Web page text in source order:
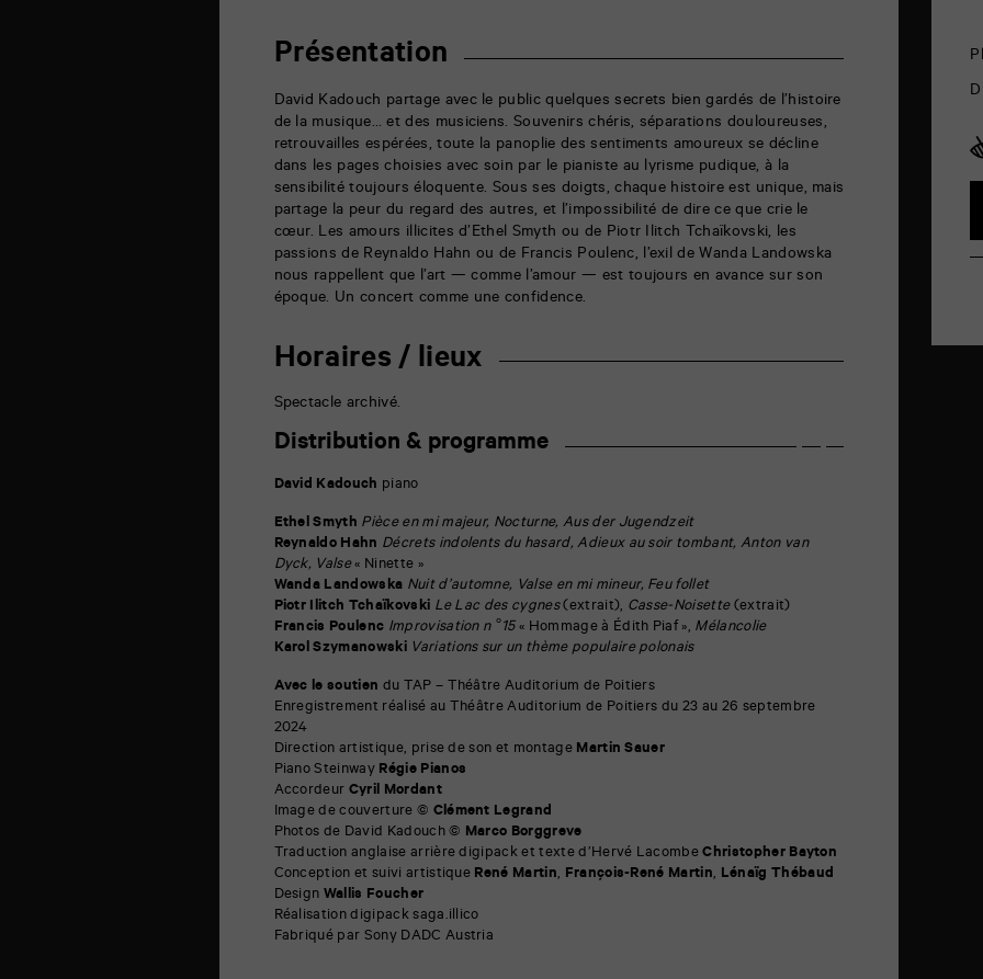
Présentation
David Kadouch partage avec le public quelques secrets bien gardés de l’histoire
de la musique… et des musiciens. Souvenirs chéris, séparations douloureuses,
retrouvailles espérées, toute la panoplie des sentiments amoureux se décline
dans les pages choisies avec soin par le pianiste au lyrisme pudique, à la
sensibilité toujours éloquente. Sous ses doigts, chaque histoire est unique, mais
partage la peur du regard des autres, et l’impossibilité de dire ce que crie le
cœur. Les amours illicites d’Ethel Smyth ou de Piotr Ilitch Tchaïkovski, les
passions de Reynaldo Hahn ou de Francis Poulenc, l’exil de Wanda Landowska
nous rappellent que l’art — comme l’amour — est toujours en avance sur son
époque. Un concert comme une confidence.
Horaires / lieux
Spectacle archivé.
Distribution & programme
David Kadouch piano
Ethel Smyth Pièce en mi majeur, Nocturne, Aus der Jugendzeit
Reynaldo Hahn Décrets indolents du hasard, Adieux au soir tombant, Anton van
Dyck, Valse« Ninette »
Wanda Landowska Nuit d’automne, Valse en mi mineur, Feu follet
Piotr Ilitch Tchaïkovski Le Lac des cygnes(extrait), Casse-Noisette(extrait)
Francis Poulenc Improvisation n °15« Hommage à Édith Piaf », Mélancolie
Karol Szymanowski Variations sur un thème populaire polonais
Avec le soutien du TAP – Théâtre Auditorium de Poitiers
Enregistrement réalisé au Théâtre Auditorium de Poitiers du 23 au 26 septembre
2024
Direction artistique, prise de son et montage Martin Sauer
Piano Steinway Régie Pianos
Accordeur Cyril Mordant
Image de couverture © Clément Legrand
Photos de David Kadouch © Marco Borggreve
Traduction anglaise arrière digipack et texte d’Hervé LacombeChristopher Bayton
Conception et suivi artistique René Martin, François-René Martin, Lénaïg Thébaud
Design Wallis Foucher
Réalisation digipack saga.illico
Fabriqué par Sony DADC Austria